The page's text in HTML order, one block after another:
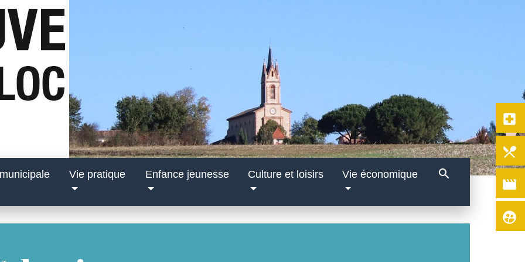
Vie pratique Enfance jeunesse Culture et loisirs Vie économique search
local_hospital
local_dining
movie
supervised_user_circle